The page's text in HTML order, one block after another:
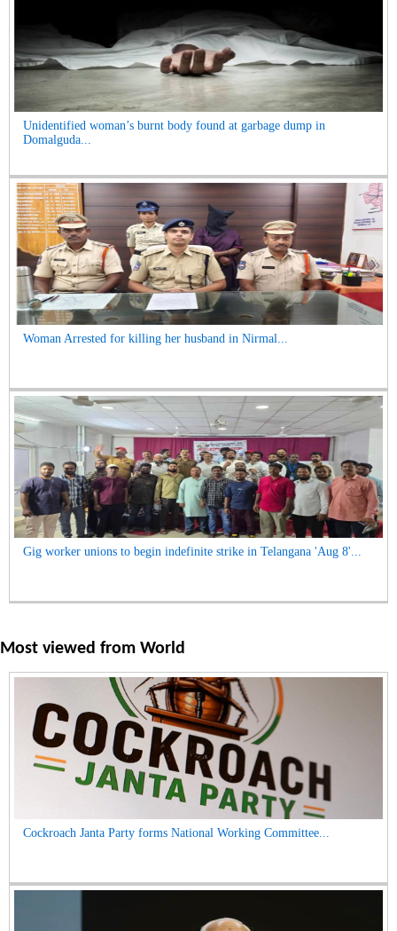
Unidentified woman’s burnt body found at garbage dump in
Domalguda...
Woman Arrested for killing her husband in Nirmal...
Gig worker unions to begin indefinite strike in Telangana 'Aug 8'...
Most viewed from World
Cockroach Janta Party forms National Working Committee...